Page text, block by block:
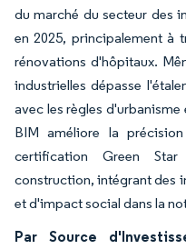
du marché du secteur des
en 2025, principalement à
rénovations d'hôpitaux.
industrielles dépasse
avec les règles
BIM améliore la
certification Green
construction, intégrant des
et d'impact social dans la
Par Source